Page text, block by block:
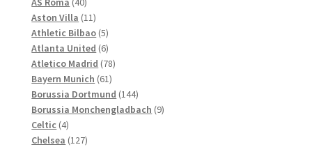
Produkte
Aston Villa 1111
Produkte
Athletic Bilbao 55
Produkte
Atlanta United 66
Produkte
Atletico Madrid 7878
Bayern Munich 6161
Produkte
Borussia Dortmund 144144
Produkte
Borussia Monchengladbach 99
Celtic 44
Produkte
Chelsea 127127